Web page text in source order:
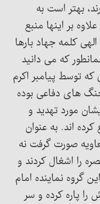
بهتر است به
بر اینها منبع
کلمه جهاد بارها
که می دانید
توسط پیامبر اکرم
های دفاعی بوده
مورد تهدید و
اند. به عنوان
صورت گرفت نه
را اشغال کردند و
گروه نماینده امام
پاره کرده و سر